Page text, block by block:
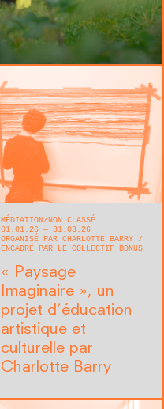
MÉDIATION
NON CLASSÉ
01.01.26 — 31.03.26
ORGANISÉ PAR CHARLOTTE BARRY
ENCADRÉ PAR LE COLLECTIF BONUS
« Paysage
Imaginaire », un
projet d’éducation
artistique et
culturelle par
Charlotte Barry